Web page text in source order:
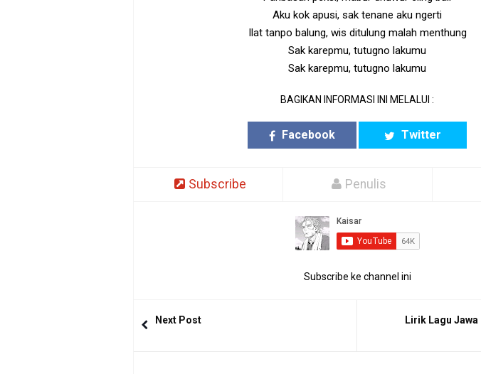
Aku kok apusi, sak tenane aku ngerti
Ilat tanpo balung, wis ditulung malah menthung
Sak karepmu, tutugno lakumu
Sak karepmu, tutugno lakumu
BAGIKAN INFORMASI INI MELALUI :
Facebook Twitter
Subscribe Penulis
Subscribe ke channel ini
Next Post Lirik Lagu